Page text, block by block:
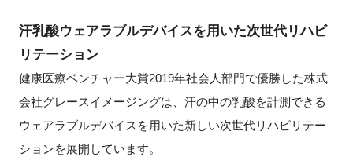
汗乳酸ウェアラブルデバイスを用いた次世代リハビ
リテーション
健康医療ベンチャー大賞2019年社会人部門で優勝した株式
会社グレースイメージングは、汗の中の乳酸を計測できる
ウェアラブルデバイスを用いた新しい次世代リハビリテー
ションを展開しています。